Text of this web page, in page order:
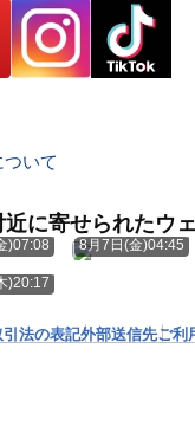
いて
に寄せられたウ
)07:08 8月7日(金)04:45
)20:17
法の表記外部送信先ご利